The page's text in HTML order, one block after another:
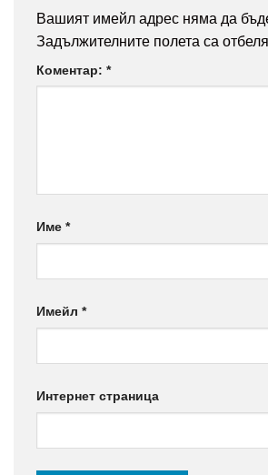
Вашият имейл адрес няма да
Задължителните полета са
Коментар: *
Име *
Имейл *
Интернет страница